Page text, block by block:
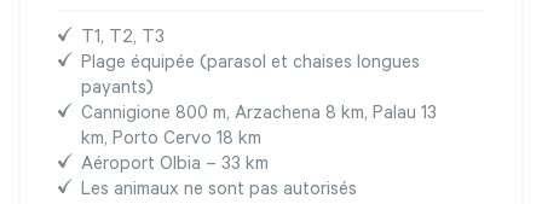
T1, T2, T3
Plage équipée (parasol et chaises longues
payants)
Cannigione 800 m, Arzachena 8 km, Palau 13
km, Porto Cervo 18 km
Aéroport Olbia – 33 km
Les animaux ne sont pas autorisés